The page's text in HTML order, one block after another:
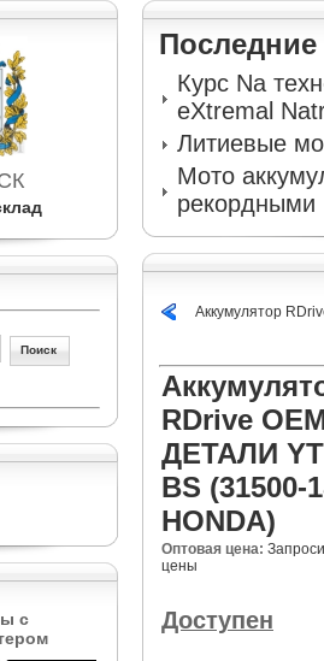
мототехники и электрогенераторов
BS (31500-181-881 HONDA)
с
Последние
Курс Na
eXtremal
Литиевые
Мото
рекордными
Аккумулятор
RDrive
ДЕТАЛИ
BS (31500-
HONDA)
Оптовая цена:
цены
Доступен